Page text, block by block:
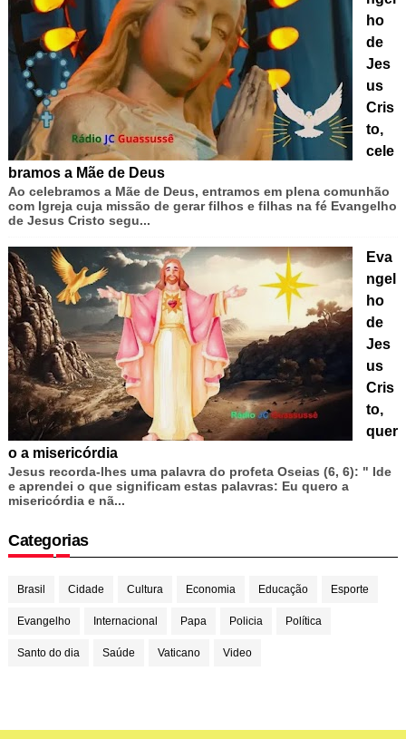
ho
de
Jes
us
Cris
to,
cele
bramos a Mãe de Deus
Ao celebramos a Mãe de Deus, entramos em plena comunhão
com Igreja cuja missão de gerar filhos e filhas na fé Evangelho
de Jesus Cristo segu...
Eva
ngel
ho
de
Jes
us
Cris
to,
quer
o a misericórdia
Jesus recorda-lhes uma palavra do profeta Oseias (6, 6): " Ide
e aprendei o que significam estas palavras: Eu quero a
misericórdia e nã...
Categorias
Brasil Cidade Cultura Economia Educação Esporte
Evangelho Internacional Papa Policia Política
Santo do dia Saúde Vaticano Video